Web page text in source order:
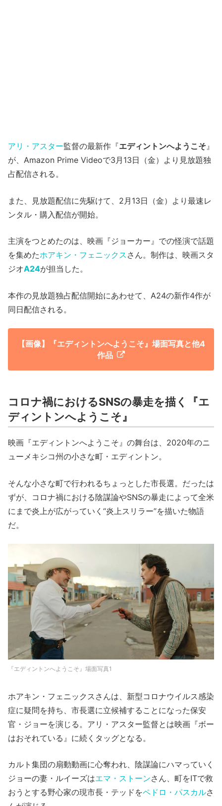
アリ・アスター監督の最新作『エディントンへようこそ』
が、Amazon Prime Videoで3月13日（金）より見放題独
占配信される。
また、見放題配信に先駆けて、2月13日（金）より最速レ
ンタル・購入配信が開始。
主演をつとめたのは、映画『ジョーカー』での怪演で話題
を集めたホアキン・フェニックス さん。制作は、映画スタ
ジオA24が担当した。
本作の見放題独占配信開始にあわせて、A24の新作4作が
同日配信される。
【画像】『エディントンへようこそ』場面写真と他4
作品
コロナ禍におけるSNSの暴走を描く『エ
ディントンへようこそ』
映画『エディントンへようこそ』の舞台は、2020年のニ
ューメキシコ州の小さな町・エディントン。
そんな小さな町で行われるちょっとした市長選。だったは
ずが、コロナ禍における陰謀論やSNSの暴走によって全米
にまで炎上が広がっていく“炎上スリラー”を描いた物語
だ。
『エディントンへようこそ』場面写真1
ホアキン・フェニックスさんは、新型コロナウイルス感染
症に疑問を持ち、市長選に立候補することになった保安
官・ジョーを演じる。アリ・アスター監督とは映画『ボー
はおそれている』に続くタッグとなる。
カルト集団の扇動動画に心奪われ、陰謀論にハマっていく
ジョーの妻・ルイーズはエマ・ストーンさん、町をITで救
おうとする野心家の現市長・テッドをペドロ・パスカルさ